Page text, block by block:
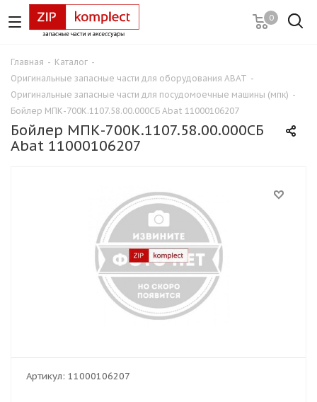
0
Главная - Каталог -
Оригинальные запасные части для оборудования ABAT -
Оригинальные запасные части для посудомоечные машины (мпк) -
Бойлер МПК-700К.1107.58.00.000СБ Abat 11000106207
Бойлер МПК-700К.1107.58.00.000СБ
Abat 11000106207
Артикул: 11000106207